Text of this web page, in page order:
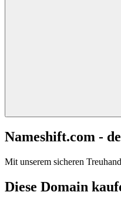
Nameshift.com -
Mit unserem sicheren
Diese Domain